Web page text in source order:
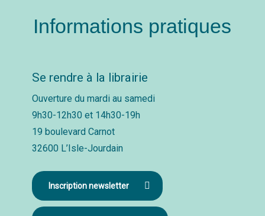
Informations pratiques
Se rendre à la librairie
Ouverture du mardi au samedi
9h30-12h30 et 14h30-19h
19 boulevard Carnot
32600 L’Isle-Jourdain
Inscription newsletter